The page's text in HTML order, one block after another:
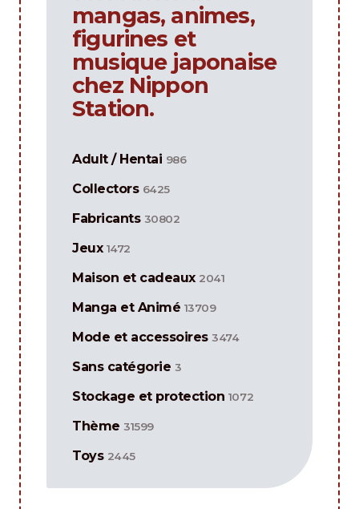
mangas, animes,
figurines et
musique japonaise
chez Nippon
Station.
Adult / Hentai 986
Collectors 6425
Fabricants 30802
Jeux 1472
Maison et cadeaux 2041
Manga et Animé 13709
Mode et accessoires 3474
Sans catégorie 3
Stockage et protection 1072
Thème 31599
Toys 2445